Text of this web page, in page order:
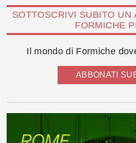
SOTTOSCRIVI SUBITO UN
FORMICHE
Il mondo di Formiche
ABBONATI